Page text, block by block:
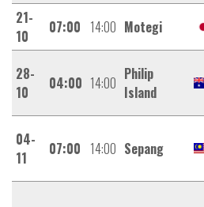
21-
10
07:00 14:00 Motegi
28-
10
04:00 14:00 Philip
Island
04-
11
07:00 14:00 Sepang